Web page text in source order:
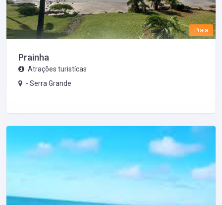
Praia
Prainha
Atrações turistícas
- Serra Grande